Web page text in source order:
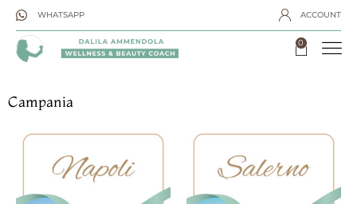
WHATSAPP ACCOUNT
0
Campania